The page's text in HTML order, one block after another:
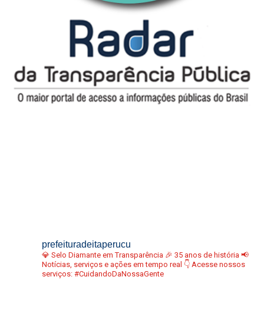
prefeituradeitaperucu
💎 Selo Diamante em Transparência 🎉 35 anos de história 📢
Notícias, serviços e ações em tempo real 👇 Acesse nossos
serviços: #CuidandoDaNossaGente